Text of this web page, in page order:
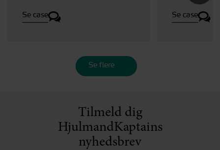
Se case Se case
Se flere
Tilmeld dig
HjulmandKaptains
nyhedsbrev